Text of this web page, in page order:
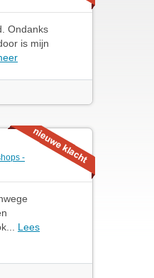
Ondanks
is mijn
-
Lees